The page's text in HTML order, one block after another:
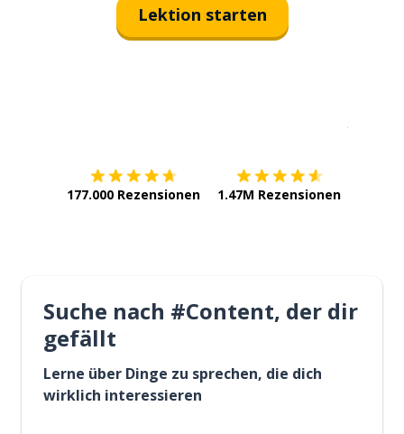
Lektion starten
177.000 Rezensionen 1.47M Rezensionen
Suche nach #Content, der dir
gefällt
Lerne über Dinge zu sprechen, die dich
wirklich interessieren